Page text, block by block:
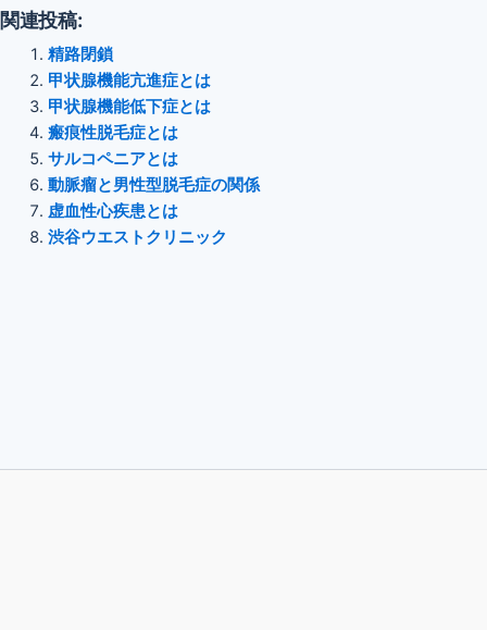
関連投稿:
精路閉鎖
甲状腺機能亢進症とは
甲状腺機能低下症とは
瘢痕性脱毛症とは
サルコペニアとは
動脈瘤と男性型脱毛症の関係
虚血性心疾患とは
渋谷ウエストクリニック